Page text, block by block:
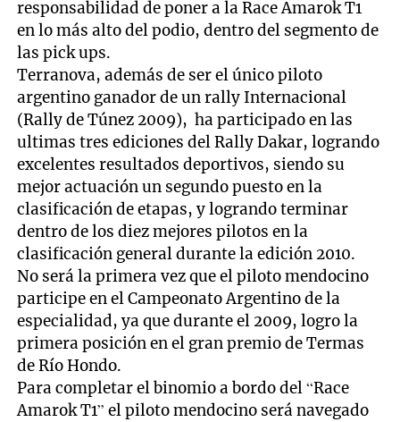
responsabilidad de poner a la Race Amarok T1
en lo más alto del podio, dentro del segmento de
las pick ups.
Terranova, además de ser el único piloto
argentino ganador de un rally Internacional
(Rally de Túnez 2009), ha participado en las
ultimas tres ediciones del Rally Dakar, logrando
excelentes resultados deportivos, siendo su
mejor actuación un segundo puesto en la
clasificación de etapas, y logrando terminar
dentro de los diez mejores pilotos en la
clasificación general durante la edición 2010.
No será la primera vez que el piloto mendocino
participe en el Campeonato Argentino de la
especialidad, ya que durante el 2009, logro la
primera posición en el gran premio de Termas
de Río Hondo.
Para completar el binomio a bordo del “Race
Amarok T1” el piloto mendocino será navegado